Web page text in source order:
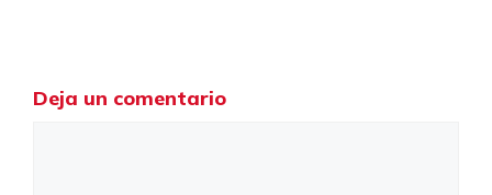
Deja un comentario